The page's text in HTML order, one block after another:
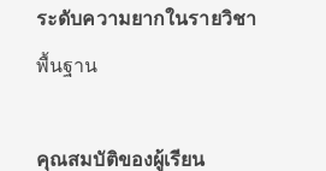
ระดับความยากในรายวิชา
พื้นฐาน
คุณสมบัติของผู้เรียน